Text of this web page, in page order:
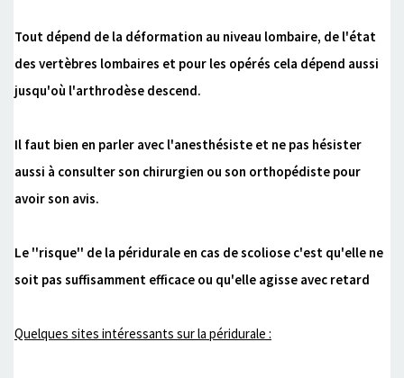
Tout dépend de la déformation au niveau lombaire, de l'état
des vertèbres lombaires et pour les opérés cela dépend aussi
jusqu'où l'arthrodèse descend.
Il faut bien en parler avec l'anesthésiste et ne pas hésister
aussi à consulter son chirurgien ou son orthopédiste pour
avoir son avis.
Le ''risque'' de la péridurale en cas de scoliose c'est qu'elle ne
soit pas suffisamment efficace ou qu'elle agisse avec retard
Quelques sites intéressants sur la péridurale :